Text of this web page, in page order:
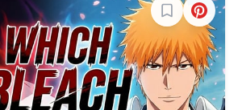
Inicia